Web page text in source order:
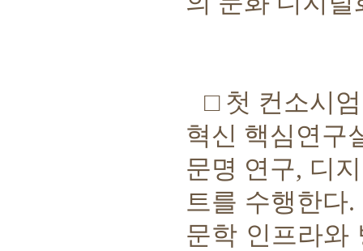
□ 첫 컨소시
혁신 핵심연구
문명 연구, 디
트를 수행한다.
문학 인프라와